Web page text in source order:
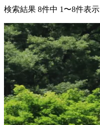
検索結果 8件中 1〜8件表示